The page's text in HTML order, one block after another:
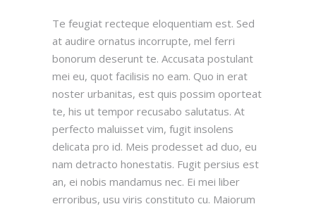
Te feugiat recteque eloquentiam est. Sed
at audire ornatus incorrupte, mel ferri
bonorum deserunt te. Accusata postulant
mei eu, quot facilisis no eam. Quo in erat
noster urbanitas, est quis possim oporteat
te, his ut tempor recusabo salutatus. At
perfecto maluisset vim, fugit insolens
delicata pro id. Meis prodesset ad duo, eu
nam detracto honestatis. Fugit persius est
an, ei nobis mandamus nec. Ei mei liber
erroribus, usu viris constituto cu. Maiorum